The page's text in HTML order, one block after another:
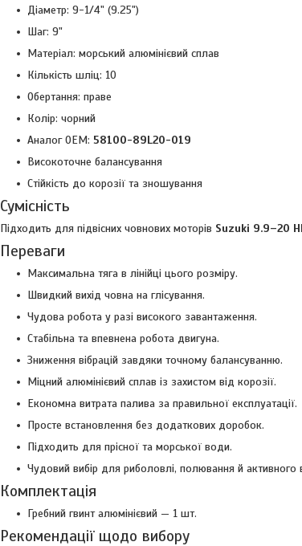
Діаметр: 9-1/4" (9.25")
Шаг: 9"
Матеріал: морський алюмінієвий сплав
Кількість шліц: 10
Обертання: праве
Колір: чорний
Аналог OEM: 58100-89L20-019
Високоточне балансування
Стійкість до корозії та зношування
Сумісність
Підходить для підвісних човнових моторів Suzuki 9.9–20
Переваги
Максимальна тяга в лінійці цього розміру.
Швидкий вихід човна на глісування.
Чудова робота у разі високого завантаження.
Стабільна та впевнена робота двигуна.
Зниження вібрацій завдяки точному балансуванню.
Міцний алюмінієвий сплав із захистом від корозії.
Економна витрата палива за правильної експлуатації.
Просте встановлення без додаткових доробок.
Підходить для прісної та морської води.
Чудовий вибір для риболовлі, полювання й активного
Комплектація
Гребний гвинт алюмінієвий — 1 шт.
Рекомендації щодо вибору